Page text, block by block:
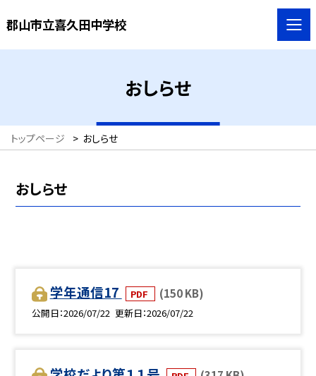
郡山市立喜久田中学校
おしらせ
トップページ > おしらせ
おしらせ
学年通信17 PDF (150 KB)
公開日 2026/07/22 更新日 2026/07/22